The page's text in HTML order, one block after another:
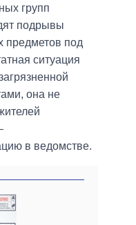
групп
подрывы
предметов под
ситуация
она не
в ведомстве.